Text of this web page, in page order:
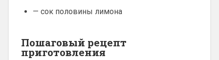
— сок половины лимона
Пошаговый рецепт
приготовления